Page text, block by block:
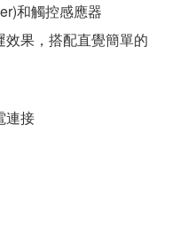
和觸控感應器
果，搭配直覺簡單的
連接